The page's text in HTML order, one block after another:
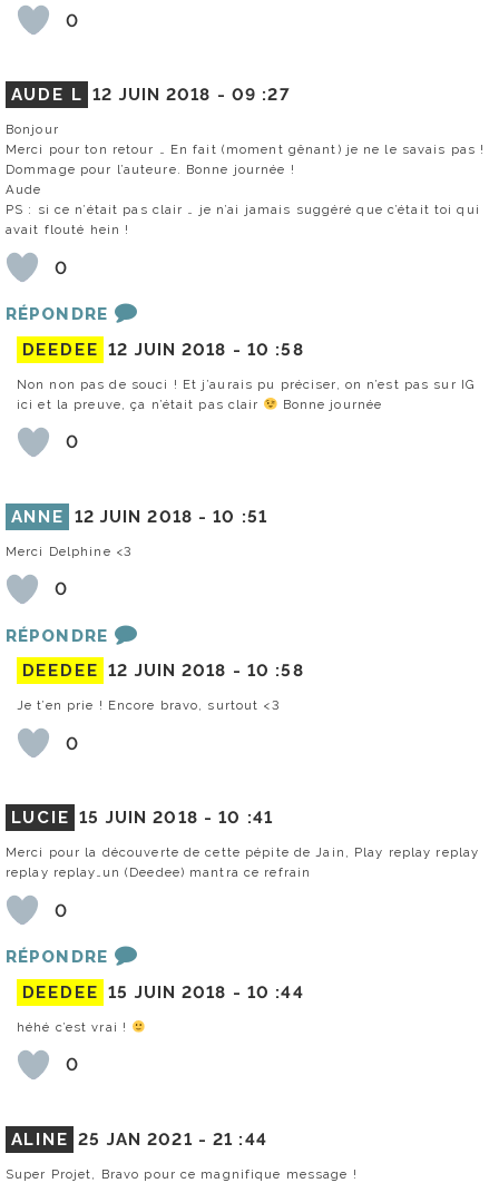
0
AUDE L 12 JUIN 2018 - 09 :27
Bonjour
Merci pour ton retour … En fait (moment gênant) je ne le savais pas !
Dommage pour l’auteure. Bonne journée !
Aude
PS : si ce n’était pas clair … je n’ai jamais suggéré que c’était toi qui
avait flouté hein !
0
RÉPONDRE
DEEDEE 12 JUIN 2018 - 10 :58
Non non pas de souci ! Et j’aurais pu préciser, on n’est pas sur IG
ici et la preuve, ça n’était pas clair
Bonne journée
0
ANNE 12 JUIN 2018 -10 :51
Merci Delphine <3
0
RÉPONDRE
DEEDEE 12 JUIN 2018 - 10 :58
Je t’en prie ! Encore bravo, surtout <3
0
LUCIE 15 JUIN 2018 -10 :41
Merci pour la découverte de cette pépite de Jain, Play replay replay
replay replay…un (Deedee) mantra ce refrain
0
RÉPONDRE
DEEDEE 15 JUIN 2018 - 10 :44
héhé c’est vrai !
0
ALINE 25 JAN 2021 -21 :44
Super Projet, Bravo pour ce magnifique message !